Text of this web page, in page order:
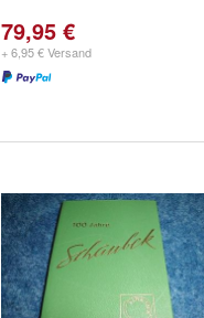
79,95 €
+ 6,95 € Versand